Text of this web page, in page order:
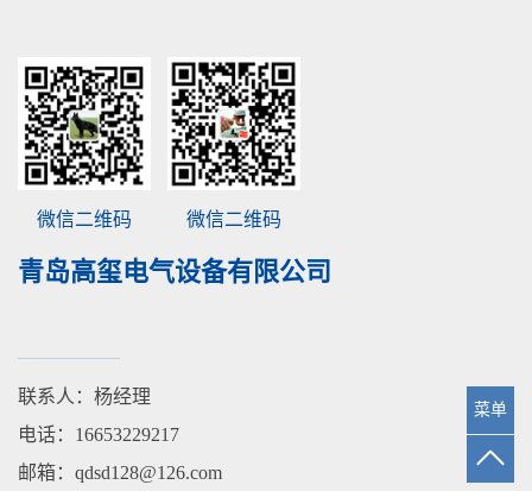
菜单
微信二维码 微信二维码
青岛高玺电气设备有限公司
联系人：杨经理
电话：16653229217
邮箱：qdsd128@126.com